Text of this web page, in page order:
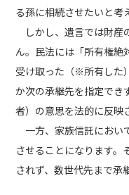
る孫に相続させたいと考
しかし、遺言では財産
ん。民法には「所有権絶
受け取った（※所有した
か次の承継先を指定で
者）の意思を法的に反映
一方、家族信託におい
させることになります。
されず、数世代先まで承